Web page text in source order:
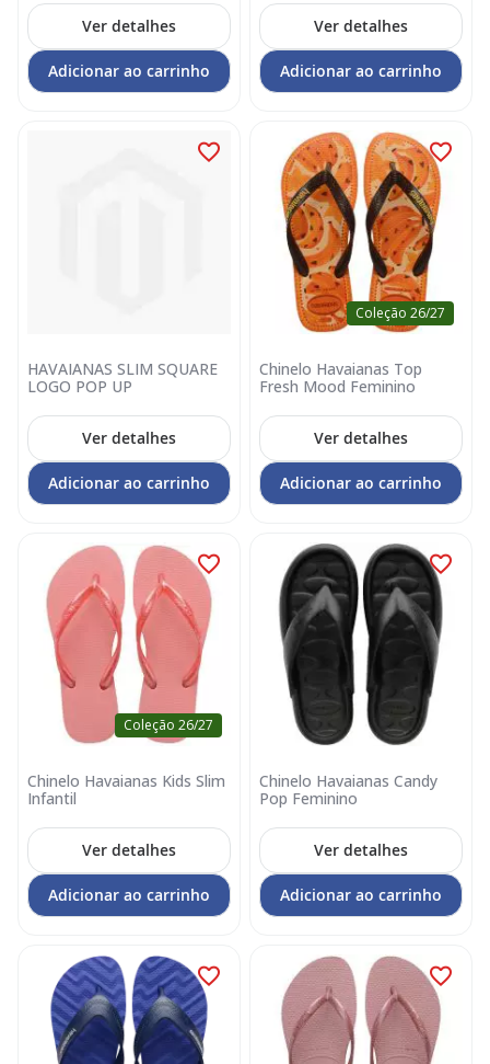
Ver detalhes
Adicionar ao carrinho
Ver detalhes
Adicionar ao carrinho
HAVAIANAS SLIM SQUARE
LOGO POP UP
Ver detalhes
Adicionar ao carrinho
Coleção 26/27
Chinelo Havaianas Top
Fresh Mood Feminino
Ver detalhes
Adicionar ao carrinho
Coleção 26/27
Chinelo Havaianas Kids Slim
Infantil
Ver detalhes
Adicionar ao carrinho
Chinelo Havaianas Candy
Pop Feminino
Ver detalhes
Adicionar ao carrinho